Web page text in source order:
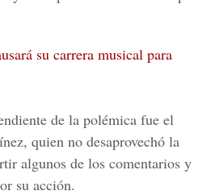
su carrera musical para
de la polémica fue el
, quien no desaprovechó la
algunos de los comentarios y
su acción.